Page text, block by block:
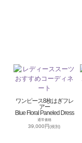
ワンピース8枚はぎフレ
アー
Blue Floral Paneled Dress
通常価格
39,000円(税別)